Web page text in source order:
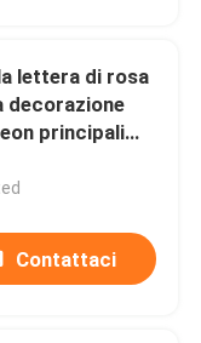
lettera di rosa
decorazione
principali
Contattaci